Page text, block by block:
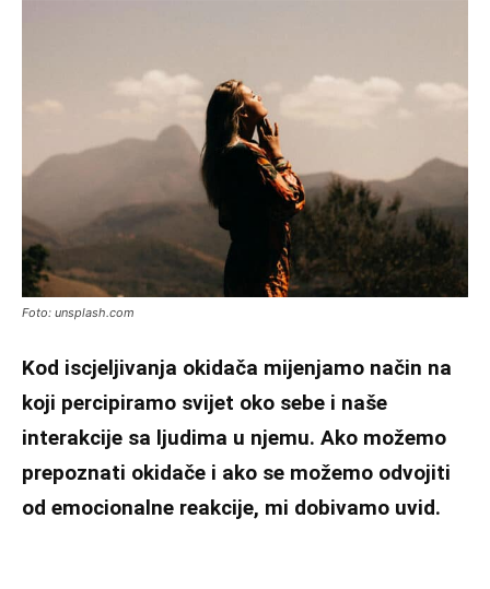
Foto: unsplash.com
Kod iscjeljivanja okidača mijenjamo način na
koji percipiramo svijet oko sebe i naše
interakcije sa ljudima u njemu. Ako možemo
prepoznati okidače i ako se možemo odvojiti
od emocionalne reakcije, mi dobivamo uvid.